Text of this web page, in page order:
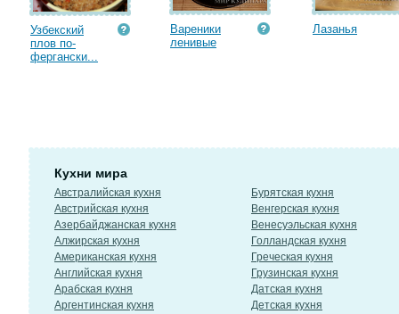
Узбекский
плов по-
фергански...
Вареники
ленивые
Лазанья
Кухни мира
Австралийская кухня
Австрийская кухня
Азербайджанская кухня
Алжирская кухня
Американская кухня
Английская кухня
Арабская кухня
Аргентинская кухня
Бурятская кухня
Венгерская кухня
Венесуэльская кухня
Голландская кухня
Греческая кухня
Грузинская кухня
Датская кухня
Детская кухня